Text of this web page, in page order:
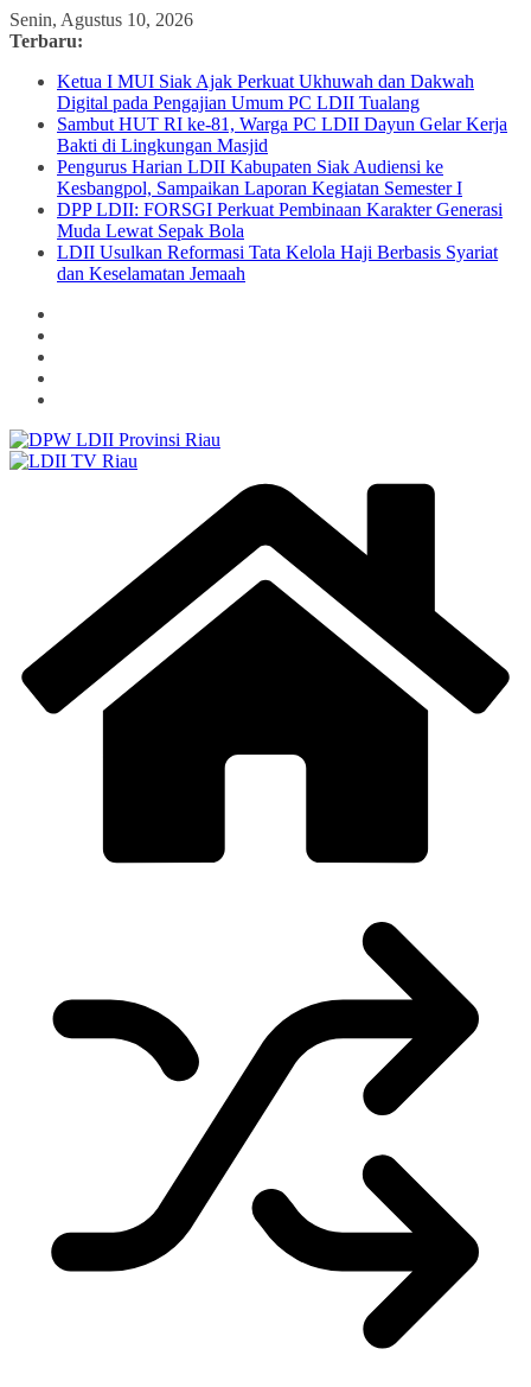
Skip
to
Senin, Agustus 10, 2026
Terbaru:
Ketua I MUI Siak Ajak Perkuat Ukhuwah dan Dakwah
Digital pada Pengajian Umum PC LDII Tualang
Sambut HUT RI ke-81, Warga PC LDII Dayun Gelar Kerja
Bakti di Lingkungan Masjid
Pengurus Harian LDII Kabupaten Siak Audiensi ke
Kesbangpol, Sampaikan Laporan Kegiatan Semester I
DPP LDII: FORSGI Perkuat Pembinaan Karakter Generasi
Muda Lewat Sepak Bola
LDII Usulkan Reformasi Tata Kelola Haji Berbasis Syariat
dan Keselamatan Jemaah